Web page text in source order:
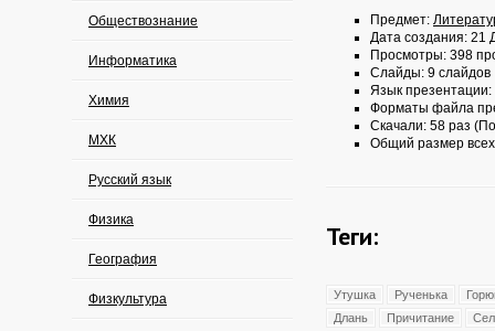
Обществознание
Информатика
Химия
МХК
Русский язык
Физика
География
Физкультура
Предмет:
Дата создания: 21
Просмотры: 398
Слайды: 9 слайдов
Язык презентации:
Форматы файла
Скачали: 58 раз
Общий размер
Теги:
Утушка Рученька
Длань
Причитание